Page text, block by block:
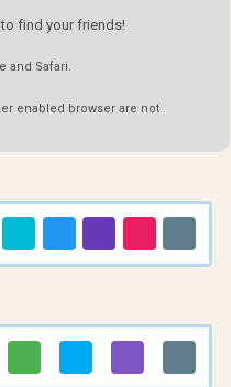
find your friends!
and Safari.
enabled browser are not